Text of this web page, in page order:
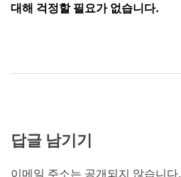
대해 걱정할 필요가 없습니다.
답글 남기기
이메일 주소는 공개되지 않습니다.